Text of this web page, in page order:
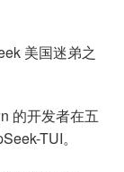
美国迷弟之
的开发者在五
TUI。